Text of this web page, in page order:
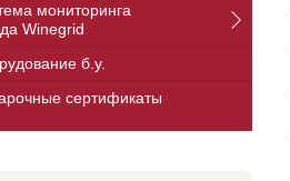
мониторинга
Winegrid
б.у.
сертификаты